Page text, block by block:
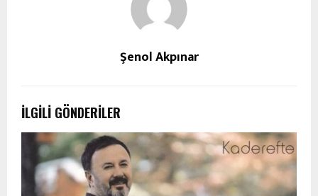
Şenol Akpınar
İLGILI GÖNDERILER